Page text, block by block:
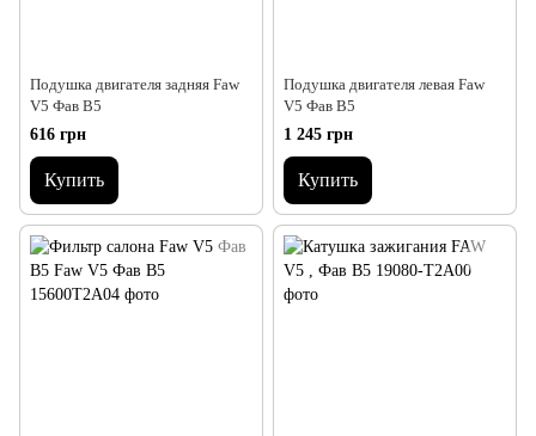
Подушка двигателя задняя Faw
V5 Фав В5
616 грн
Купить
Подушка двигателя левая Faw
V5 Фав В5
1 245 грн
Купить